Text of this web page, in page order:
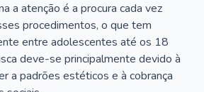
a atenção é a procura cada vez
procedimentos, o que tem
entre adolescentes até os 18
deve-se principalmente devido à
a padrões estéticos e à cobrança